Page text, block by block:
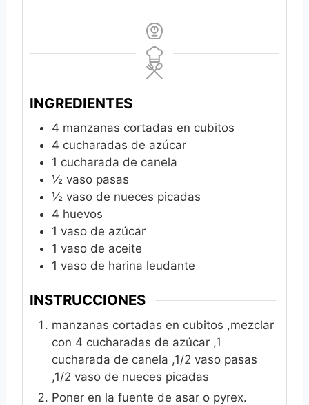
INGREDIENTES
4 manzanas cortadas en cubitos
4 cucharadas de azúcar
1 cucharada de canela
½ vaso pasas
½ vaso de nueces picadas
4 huevos
1 vaso de azúcar
1 vaso de aceite
1 vaso de harina leudante
INSTRUCCIONES
manzanas cortadas en cubitos ,mezclar
con 4 cucharadas de azúcar ,1
cucharada de canela ,1/2 vaso pasas
,1/2 vaso de nueces picadas
Poner en la fuente de asar o pyrex.